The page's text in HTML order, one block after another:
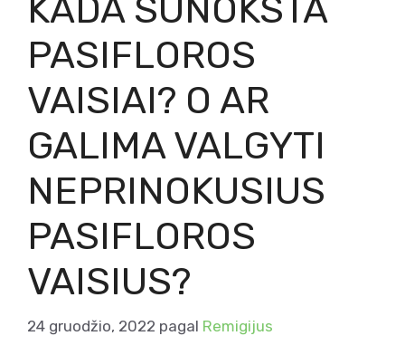
KADA SUNOKSTA
PASIFLOROS
VAISIAI? O AR
GALIMA VALGYTI
NEPRINOKUSIUS
PASIFLOROS
VAISIUS?
24 gruodžio, 2022 pagal Remigijus